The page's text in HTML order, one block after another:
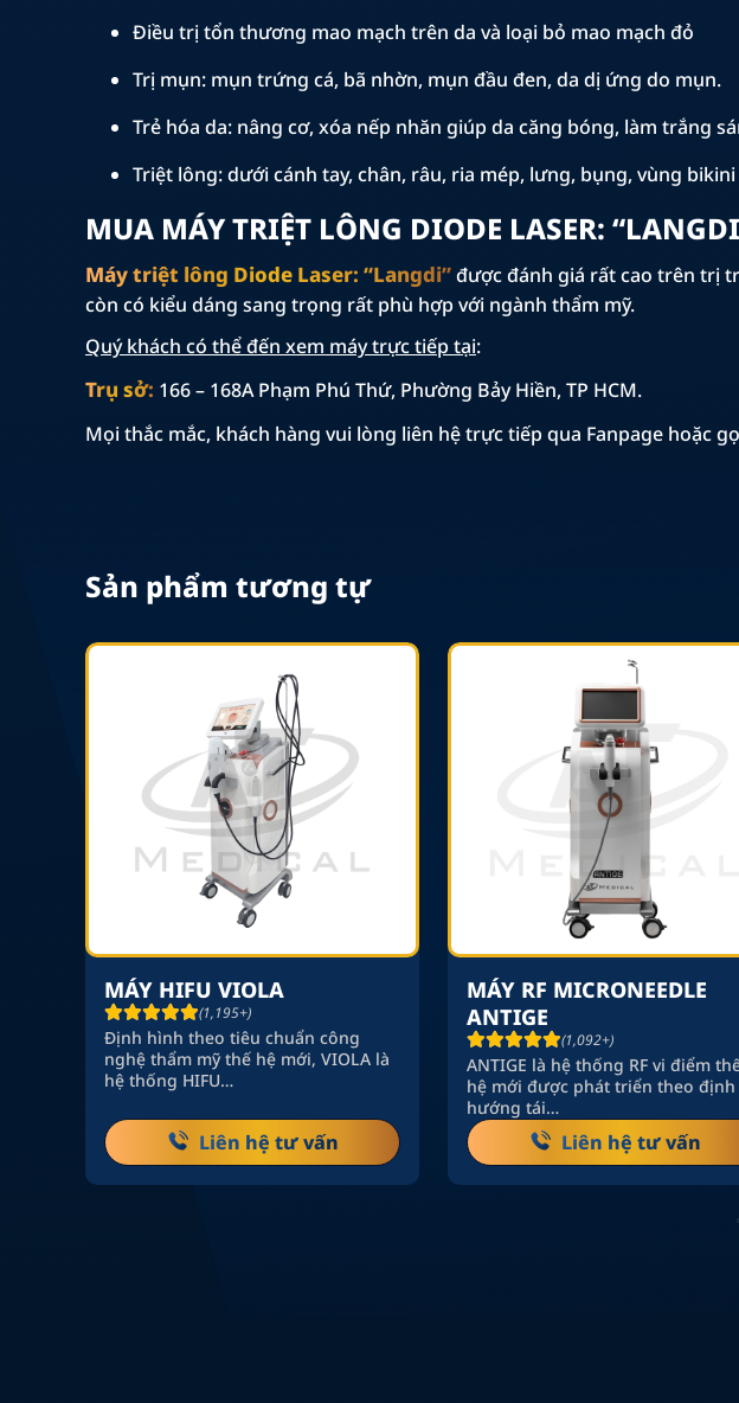
Điều trị tổn thương mao mạch trên da và loại bỏ mao mạch đỏ
Trị mụn: mụn trứng cá, bã nhờn, mụn đầu đen, da dị ứng do mụn.
Trẻ hóa da: nâng cơ, xóa nếp nhăn giúp da căng bóng, làm trắng
Triệt lông: dưới cánh tay, chân, râu, ria mép, lưng, bụng, vùng bikini
MUA MÁY TRIỆT LÔNG DIODE LASER:
Máy triệt lông Diode Laser: “Langdi”được đánh giá rất cao trên trị
còn có kiểu dáng sang trọng rất phù hợp với ngành thẩm mỹ.
Quý khách có thể đến xem máy trực tiếp tại:
Trụ sở: 166 – 168A Phạm Phú Thứ, Phường Bảy Hiền, TP HCM.
Mọi thắc mắc, khách hàng vui lòng liên hệ trực tiếp qua Fanpage hoặc
Sản phẩm tương tự
MÁY HIFU VIOLA
(1,195+)
Định hình theo tiêu chuẩn công
nghệ thẩm mỹ thế hệ mới, VIOLA là
hệ thống HIFU…
Liên hệ tư vấn
MÁY RF MICRONEEDLE
ANTIGE
(1,092+)
ANTIGE là hệ thống RF vi điểm
hệ mới được phát triển theo định
hướng tái…
Liên hệ tư vấn